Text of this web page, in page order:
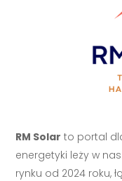
RM Solar to portal
energetyki leży w
rynku od 2024 roku,